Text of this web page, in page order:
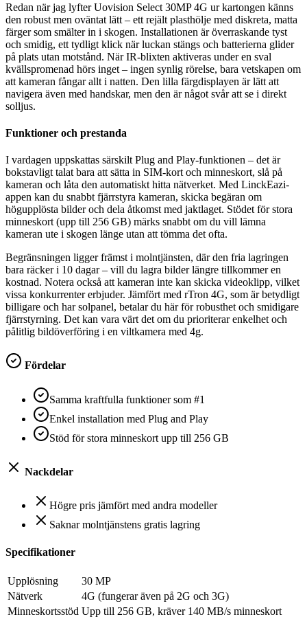
Redan när jag lyfter Uovision Select 30MP 4G ur kartongen känns
den robust men oväntat lätt – ett rejält plasthölje med diskreta, matta
färger som smälter in i skogen. Installationen är överraskande tyst
och smidig, ett tydligt klick när luckan stängs och batterierna glider
på plats utan motstånd. När IR-blixten aktiveras under en sval
kvällspromenad hörs inget – ingen synlig rörelse, bara vetskapen om
att kameran fångar allt i natten. Den lilla färgdisplayen är lätt att
navigera även med handskar, men den är något svår att se i direkt
solljus.
Funktioner och prestanda
I vardagen uppskattas särskilt Plug and Play-funktionen – det är
bokstavligt talat bara att sätta in SIM-kort och minneskort, slå på
kameran och låta den automatiskt hitta nätverket. Med LinckEazi-
appen kan du snabbt fjärrstyra kameran, skicka begäran om
högupplösta bilder och dela åtkomst med jaktlaget. Stödet för stora
minneskort (upp till 256 GB) märks snabbt om du vill lämna
kameran ute i skogen länge utan att tömma det ofta.
Begränsningen ligger främst i molntjänsten, där den fria lagringen
bara räcker i 10 dagar – vill du lagra bilder längre tillkommer en
kostnad. Notera också att kameran inte kan skicka videoklipp, vilket
vissa konkurrenter erbjuder. Jämfört med rTron 4G, som är betydligt
billigare och har solpanel, betalar du här för robusthet och smidigare
fjärrstyrning. Det kan vara värt det om du prioriterar enkelhet och
pålitlig bildöverföring i en viltkamera med 4g.
Fördelar
Samma kraftfulla funktioner som #1
Enkel installation med Plug and Play
Stöd för stora minneskort upp till 256 GB
Nackdelar
Högre pris jämfört med andra modeller
Saknar molntjänstens gratis lagring
Specifikationer
Upplösning
30 MP
Nätverk
4G (fungerar även på 2G och 3G)
Minneskortsstöd Upp till 256 GB, kräver 140 MB/s minneskort